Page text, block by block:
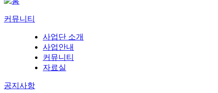
커뮤니티
사업단 소개
사업안내
커뮤니티
자료실
공지사항